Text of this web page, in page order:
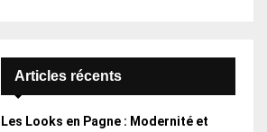
Articles récents
Les Looks en Pagne : Modernité et